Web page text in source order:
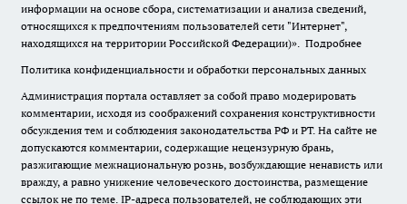
информации на основе сбора, систематизации и анализа сведений,
относящихся к предпочтениям пользователей сети "Интернет",
находящихся на территории Российской Федерации)». Подробнее
Политика конфиденциальности и обработки персональных данных
Администрация портала оставляет за собой право модерировать
комментарии, исходя из соображений сохранения конструктивности
обсуждения тем и соблюдения законодательства РФ и РТ. На сайте не
допускаются комментарии, содержащие нецензурную брань,
разжигающие межнациональную рознь, возбуждающие ненависть или
вражду, а равно унижение человеческого достоинства, размещение
ссылок не по теме. IP-адреса пользователей, не соблюдающих эти